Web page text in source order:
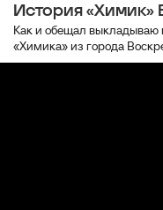
История «Химик»
Как и обещал выкладываю
«Химика» из города